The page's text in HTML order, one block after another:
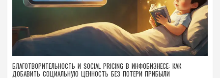
БЛАГОТВОРИТЕЛЬНОСТЬ И SOCIAL PRICING В ИНФОБИЗНЕСЕ: КАК
ДОБАВИТЬ СОЦИАЛЬНУЮ ЦЕННОСТЬ БЕЗ ПОТЕРИ ПРИБЫЛИ